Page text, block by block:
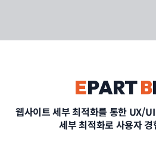
PORTFOLIO
EPARTB
웹사이트 세부 최적화를 통한 UX/
세부 최적화로 사용자